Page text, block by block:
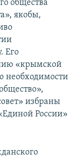
общества
якобы,
Его
«крымской
необходимости
избраны
России»